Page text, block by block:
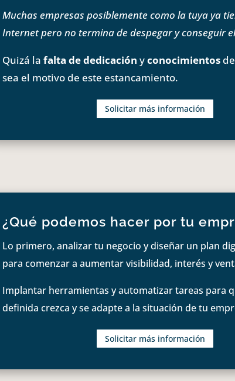
Muchas empresas posiblemente como la tuya ya
Internet pero no termina de despegar y conseguir
Quizá lafalta de dedicación yconocimientos
sea el motivo de este estancamiento.
Solicitar más información
¿Qué podemos hacer por tu
Lo primero, analizar tu negocio y diseñar un plan
para comenzar a aumentar visibilidad, interés y
Implantar herramientas y automatizar tareas para
definida crezca y se adapte a la situación de tu
Solicitar más información